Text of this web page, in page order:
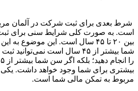
شرط بعدی برای ثبت شرکت در آلمان
است. به صورت کلی شرایط سنی برای
بین ۲۰ تا ۴۵ سال است. این موضوع
شما بیشتر از ۴۵ سال است
بیشتری برای شما وجود خواهد داشت.
مربوط به تمکن مالی شما است.